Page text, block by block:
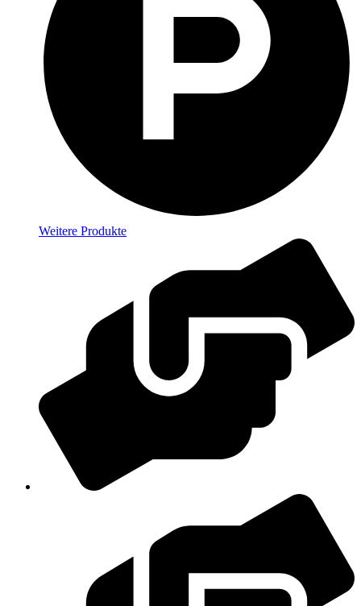
Weitere Produkte